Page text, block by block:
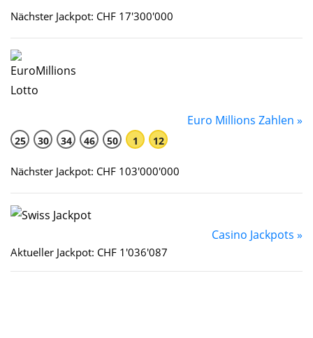
Nächster Jackpot: CHF 17'300'000
Euro Millions Zahlen »
25 30 34 46 50 1 12
Nächster Jackpot: CHF 103'000'000
Casino Jackpots »
Aktueller Jackpot: CHF 1'036'087